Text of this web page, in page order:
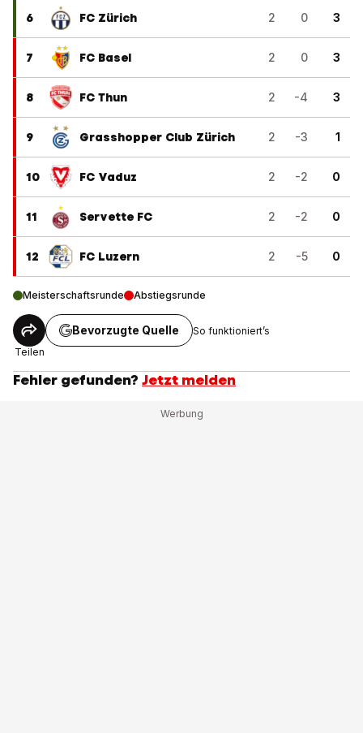
6 FC Zürich 2 0 3
7 FC Basel 2 0 3
8 FC Thun 2 -4 3
9 Grasshopper Club Zürich 2 -3 1
10 FC Vaduz 2 -2 0
11 Servette FC 2 -2 0
12 FC Luzern 2 -5 0
Meisterschaftsrunde Abstiegsrunde
Teilen
Bevorzugte Quelle So funktioniert’s
Fehler gefunden? Jetzt melden